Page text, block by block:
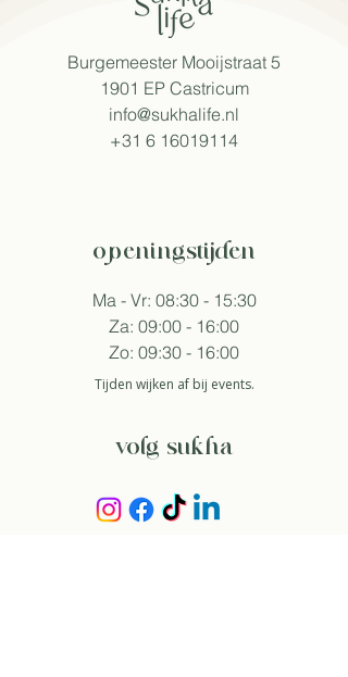
Burgemeester Mooijstraat 5
1901 EP Castricum​
info@sukhalife.nl
+31 6 16019114
openingstijden
Ma - Vr: 08:30 - 15:30
Za: 09:00 - 16:00
Zo: 09:30 - 16:00
Tijden wijken af bij events.
volg sukha